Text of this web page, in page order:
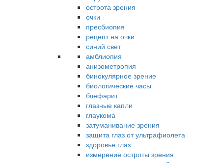
острота зрения
очки
пресбиопия
рецепт на очки
синий свет
амблиопия
анизометропия
бинокулярное зрение
биологические часы
блефарит
глазные капли
глаукома
затуманивание зрения
защита глаз от ультрафиолета
здоровье глаз
измерение остроты зрения